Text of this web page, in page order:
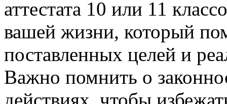
аттестата 10 или 11
вашей жизни, который
поставленных целей и
Важно помнить о
действиях, чтобы